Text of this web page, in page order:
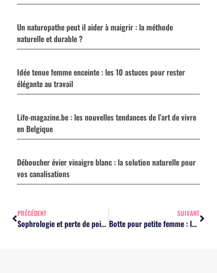
Un naturopathe peut il aider à maigrir : la méthode
naturelle et durable ?
Idée tenue femme enceinte : les 10 astuces pour rester
élégante au travail
Life-magazine.be : les nouvelles tendances de l’art de vivre
en Belgique
Déboucher évier vinaigre blanc : la solution naturelle pour
vos canalisations
PRÉCÉDENT
Sophrologie et perte de poids : la méthode pour apaiser les envies émotionnelles
SUIVANT
Botte pour petite femme : les 7 critères essentiels pour une silhouette allongée